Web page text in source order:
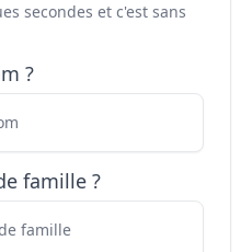
secondes et c'est sans
?
famille ?